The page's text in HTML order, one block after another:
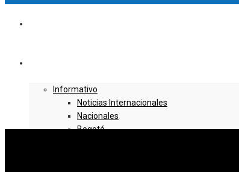
Informativo
Noticias Internacionales
Nacionales
Bogotá